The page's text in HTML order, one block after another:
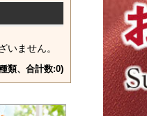
いません。
類、合計数:0)